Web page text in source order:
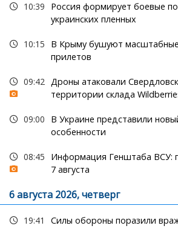
10:39
Россия формирует боевые
украинских пленных
10:15
В Крыму бушуют
прилетов
09:42 Дроны атаковали
территории склада
09:00
В Украине представили
особенности
08:45
Информация Генштаба ВСУ:
7 августа
6 августа 2026, четверг
19:41 Силы обороны поразили